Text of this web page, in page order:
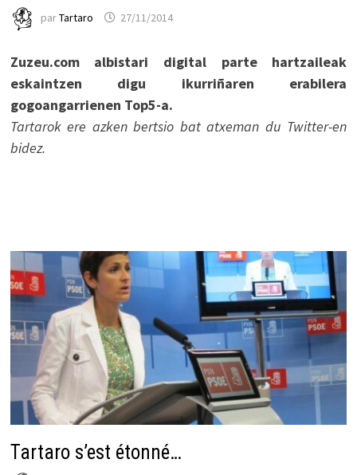
parTartaro 27/11/2014
Zuzeu.com albistari digital parte hartzaileak
eskaintzen digu ikurriñaren erabilera
gogoangarrienen Top5-a.
Tartarok ere azken bertsio bat atxeman du Twitter-en
bidez.
Tartaro s’est étonné…